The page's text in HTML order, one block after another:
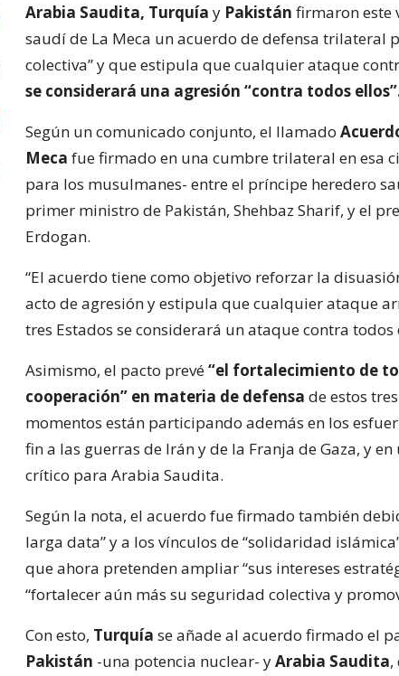
Arabia Saudita, Turquía y Pakistán firmaron este
saudí de La Meca un acuerdo de defensa trilateral
colectiva” y que estipula que cualquier ataque
se considerará una agresión “contra todos
Según un comunicado conjunto, el llamado
Meca fue firmado en una cumbre trilateral en esa
para los musulmanes- entre el príncipe heredero
primer ministro de Pakistán, Shehbaz Sharif, y el
Erdogan.
“El acuerdo tiene como objetivo reforzar la
acto de agresión y estipula que cualquier ataque
tres Estados se considerará un ataque contra
Asimismo, el pacto prevé“el fortalecimiento de
cooperación” en materia de defensa de estos
momentos están participando además en los
fin a las guerras de Irán y de la Franja de Gaza, y
crítico para Arabia Saudita.
Según la nota, el acuerdo fue firmado también
larga data” y a los vínculos de “solidaridad
que ahora pretenden ampliar “sus intereses
“fortalecer aún más su seguridad colectiva y
Con esto, Turquía se añade al acuerdo firmado el
Pakistán -una potencia nuclear- yArabia Saudita,